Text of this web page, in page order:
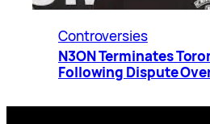
Controversies
N3ON Terminates
Following Dispute